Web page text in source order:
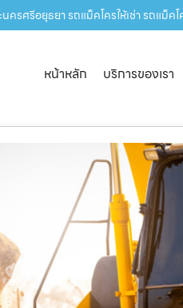
ครศรีอยุธยา รถแม็คโครให้เช่า รถแม็ค
หน้าหลัก บริการของเรา